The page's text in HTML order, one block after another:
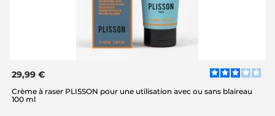
29,99 €
Crème à raser PLISSON pour une utilisation avec ou sans blaireau
100 ml